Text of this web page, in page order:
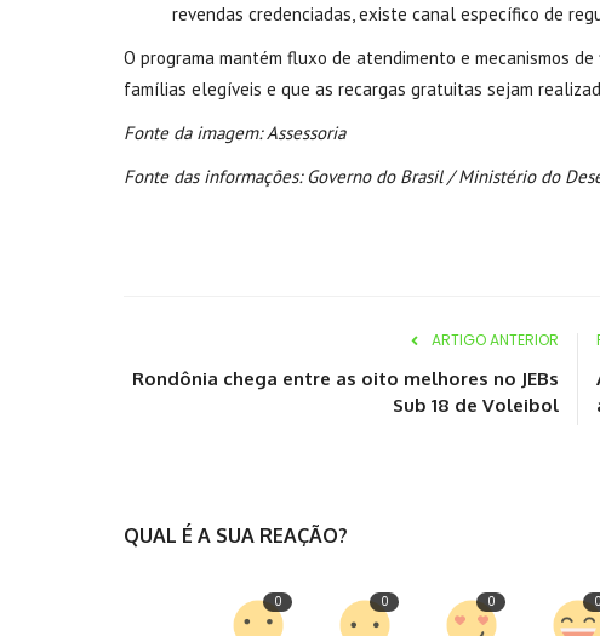
revendas credenciadas, existe canal específico de
O programa mantém fluxo de atendimento e mecanismos
famílias elegíveis e que as recargas gratuitas sejam
Fonte da imagem: Assessoria
Fonte das informações: Governo do Brasil / Ministério do
ARTIGO ANTERIOR
Rondônia chega entre as oito melhores no JEBs
Sub 18 de Voleibol
QUAL É A SUA REAÇÃO?
0 0 0 0